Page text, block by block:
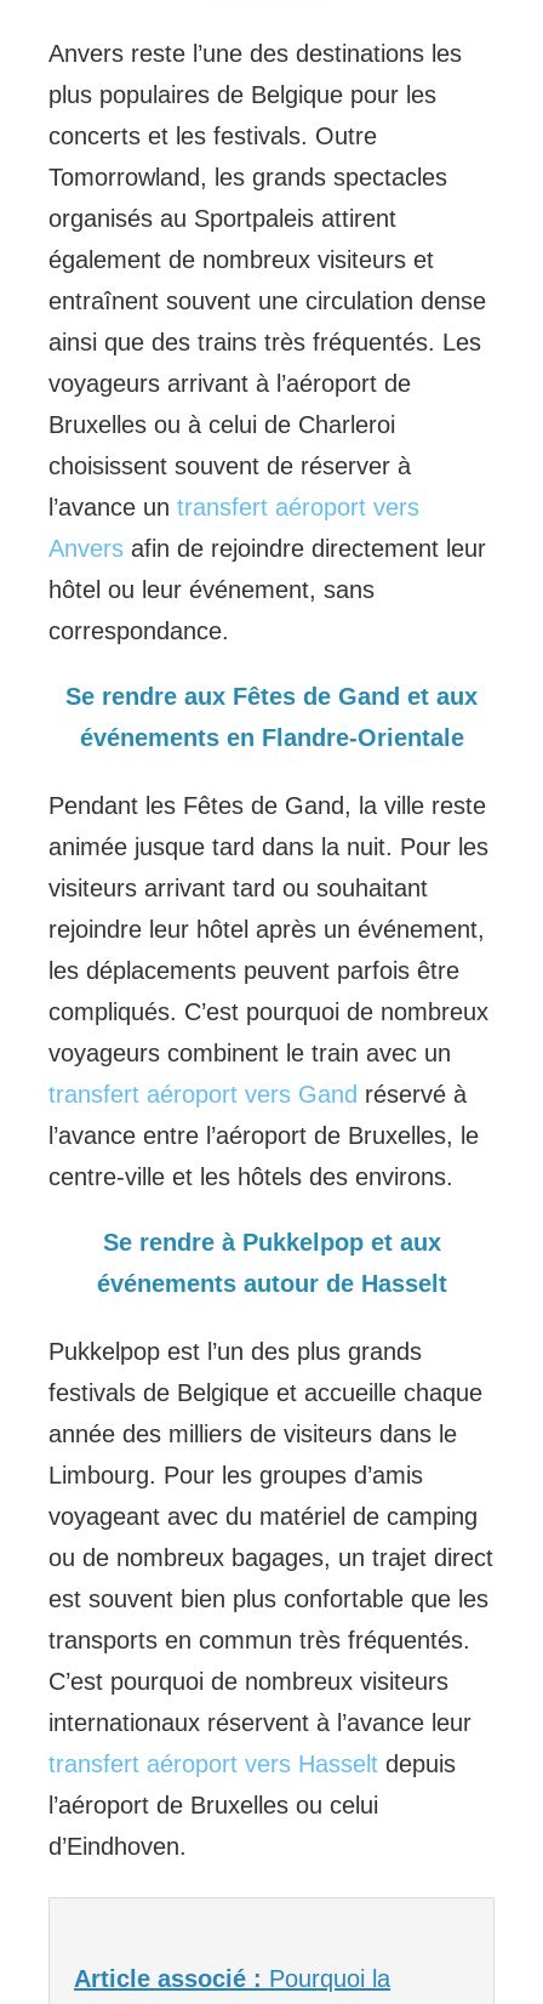
Anvers reste l’une des destinations les
plus populaires de Belgique pour les
concerts et les festivals. Outre
Tomorrowland, les grands spectacles
organisés au Sportpaleis attirent
également de nombreux visiteurs et
entraînent souvent une circulation dense
ainsi que des trains très fréquentés. Les
voyageurs arrivant à l’aéroport de
Bruxelles ou à celui de Charleroi
choisissent souvent de réserver à
l’avance un transfert aéroport vers
Anversafin de rejoindre directement leur
hôtel ou leur événement, sans
correspondance.
Se rendre aux Fêtes de Gand et aux
événements en Flandre-Orientale
Pendant les Fêtes de Gand, la ville reste
animée jusque tard dans la nuit. Pour les
visiteurs arrivant tard ou souhaitant
rejoindre leur hôtel après un événement,
les déplacements peuvent parfois être
compliqués. C’est pourquoi de nombreux
voyageurs combinent le train avec un
transfert aéroport vers Gand réservé à
l’avance entre l’aéroport de Bruxelles, le
centre-ville et les hôtels des environs.
Se rendre à Pukkelpop et aux
événements autour de Hasselt
Pukkelpop est l’un des plus grands
festivals de Belgique et accueille chaque
année des milliers de visiteurs dans le
Limbourg. Pour les groupes d’amis
voyageant avec du matériel de camping
ou de nombreux bagages, un trajet direct
est souvent bien plus confortable que les
transports en commun très fréquentés.
C’est pourquoi de nombreux visiteurs
internationaux réservent à l’avance leur
transfert aéroport vers Hasseltdepuis
l’aéroport de Bruxelles ou celui
d’Eindhoven.
Article associé : Pourquoi la